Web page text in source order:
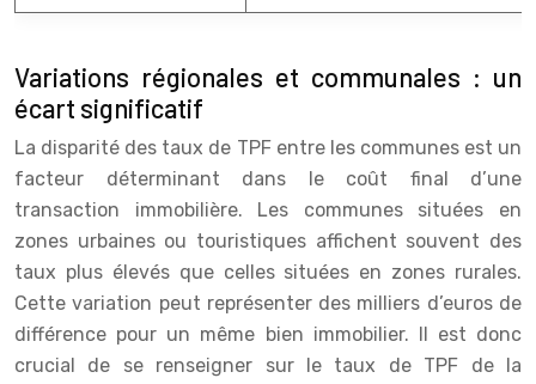
Variations régionales et communales : un
écart significatif
La disparité des taux de TPF entre les communes est un
facteur déterminant dans le coût final d’une
transaction immobilière. Les communes situées en
zones urbaines ou touristiques affichent souvent des
taux plus élevés que celles situées en zones rurales.
Cette variation peut représenter des milliers d’euros de
différence pour un même bien immobilier. Il est donc
crucial de se renseigner sur le taux de TPF de la